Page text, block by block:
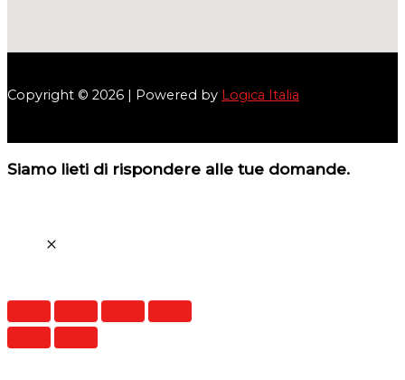
Copyright © 2026 | Powered by Logica Italia
Siamo lieti di rispondere alle tue domande.